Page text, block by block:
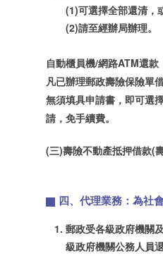
(1)可選擇全部還清，
(2)請至經辦局辦理。
自動櫃員機/網路ATM還款
凡已辦理郵政壽險保險單
無須填具申請書，即可選
請，免手續費。
(三)壽險不動產抵押借款(
四、代理業務：為社
郵政受各級政府機關
級政府機關公務人員